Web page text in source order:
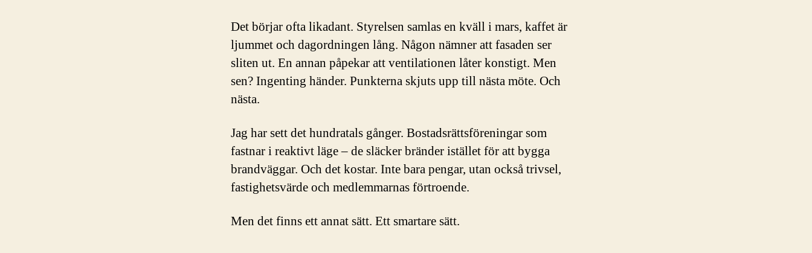
Det börjar ofta likadant. Styrelsen samlas en kväll i mars, kaffet är
ljummet och dagordningen lång. Någon nämner att fasaden ser
sliten ut. En annan påpekar att ventilationen låter konstigt. Men
sen? Ingenting händer. Punkterna skjuts upp till nästa möte. Och
nästa.
Jag har sett det hundratals gånger. Bostadsrättsföreningar som
fastnar i reaktivt läge – de släcker bränder istället för att bygga
brandväggar. Och det kostar. Inte bara pengar, utan också trivsel,
fastighetsvärde och medlemmarnas förtroende.
Men det finns ett annat sätt. Ett smartare sätt.